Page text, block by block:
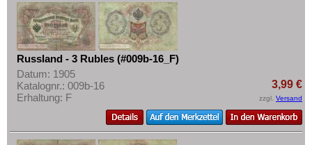
Russland - 3 Rubles (#009b-16_F)
Datum: 1905
Katalognr.: 009b-16
Erhaltung: F
3,99 €
zzgl. Versand